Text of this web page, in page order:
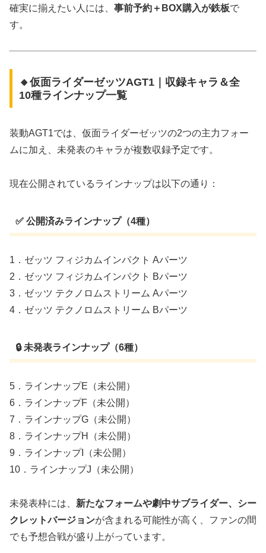
確実に揃えたい人には、 事前予約＋BOX購入が鉄板で
す。
🔸仮面ライダーゼッツAGT1｜収録キャラ＆全
10種ラインナップ一覧
装動AGT1では、仮面ライダーゼッツの2つの主力フォー
ムに加え、未発表のキャラが複数収録予定です。
現在公開されているラインナップは以下の通り：
✅ 公開済みラインナップ（4種）
1．ゼッツ フィジカムインパクト Aパーツ
2．ゼッツ フィジカムインパクト Bパーツ
3．ゼッツ テクノロムストリーム Aパーツ
4．ゼッツ テクノロムストリーム Bパーツ
🔒 未発表ラインナップ（6種）
5．ラインナップE（未公開）
6．ラインナップF（未公開）
7．ラインナップG（未公開）
8．ラインナップH（未公開）
9．ラインナップI（未公開）
10．ラインナップJ（未公開）
未発表枠には、 新たなフォームや劇中サブライダー、シー
クレットバージョンが含まれる可能性が高く、ファンの間
でも予想合戦が盛り上がっています。